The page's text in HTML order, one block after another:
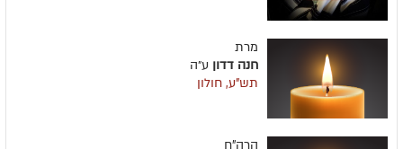
מרת
חנה דדון ע״ה
תש"ע, חולון
הרה"ח